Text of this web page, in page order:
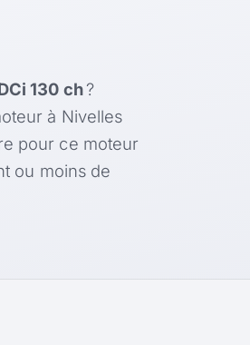
130 ch?
à Nivelles
pour ce moteur
ou moins de